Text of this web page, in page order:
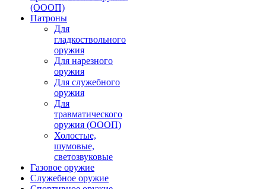
(ОООП)
Патроны
Для
гладкоствольного
оружия
Для нарезного
оружия
Для служебного
оружия
Для
травматического
оружия (ОООП)
Холостые,
шумовые,
светозвуковые
Газовое оружие
Служебное оружие